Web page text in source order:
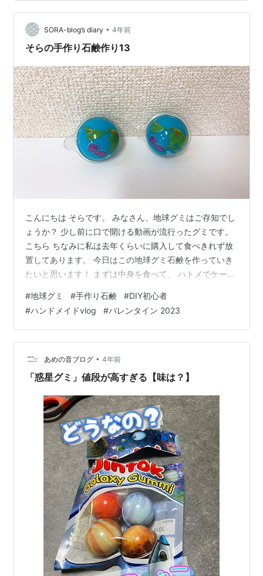
ーズ） グミ おやつ いちご ばなな すいか その中でも地球
グミ（アースグミ）の知名度が高いと思います。…
SORA-blog’s diary • 4年前
そらの手作り石鹸作り13
こんにちは そらです。 みなさん、地球グミはご存知でし
ょうか？ 少し前に口で開ける動画が流行ったグミです。
こちら ちなみに私は去年くらいに購入して食べきれず放
置してあります。 今日はこの地球グミ石鹸を作っていき
たいと思います！ まずは中身を食べて、 ハトメでケース
方が良い。 開けちゃったところは止める。 テープが無か
ったのでクリップで代用 ここでマイカの登場。 今回は地
球ということでもちろん白とブルーでMPソープを色付け
していきます。 気持ち白が多いくらい。 紙コップの角を
尖らせてランダムに流し込んでいきます。 こんな感じ。
MPソープが熱…
#地球グミ #手作り石鹸 #DIY初心者
#ハンドメイドvlog #バレンタイン 2023
あめの音ブログ • 4年前
「惑星グミ」値段が高すぎる【味は？】